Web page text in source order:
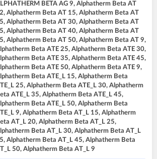
BETA AG 9, Alphatherm Beta AT
Alphatherm Beta AT 15, Alphatherm Beta AT
Alphatherm Beta AT 30, Alphatherm Beta AT
Alphatherm Beta AT 40, Alphatherm Beta AT
Alphatherm Beta AT 50, Alphatherm Beta AT 9,
Beta ATE 25, Alphatherm Beta ATE 30,
Beta ATE 35, Alphatherm Beta ATE 45,
Beta ATE 50, Alphatherm Beta ATE 9,
Beta ATE_L 15, Alphatherm Beta
25, Alphatherm Beta ATE_L 30, Alphatherm
ATE_L 35, Alphatherm Beta ATE_L 45,
Beta ATE_L 50, Alphatherm Beta
9, Alphatherm Beta AT_L 15, Alphatherm
AT_L 20, Alphatherm Beta AT_L 25,
Beta AT_L 30, Alphatherm Beta AT_L
Alphatherm Beta AT_L 45, Alphatherm Beta
50, Alphatherm Beta AT_L 9